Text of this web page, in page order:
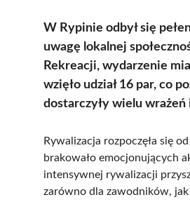
W Rypinie odbył się
uwagę lokalnej
Rekreacji, wydarzenie
wzięło udział 16 par, co
dostarczyły wielu
Rywalizacja rozpoczęła się
brakowało emocjonujących
intensywnej rywalizacji
zarówno dla zawodników,